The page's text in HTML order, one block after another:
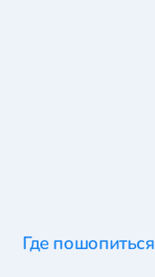
Где пошопиться